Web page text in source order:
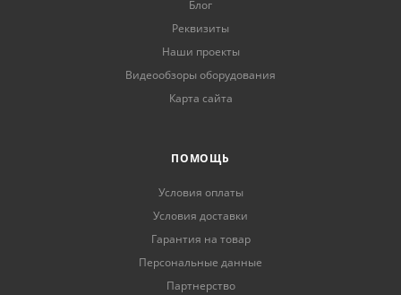
Блог
Реквизиты
Наши проекты
Видеообзоры оборудования
Карта сайта
ПОМОЩЬ
Условия оплаты
Условия доставки
Гарантия на товар
Персональные данные
Партнерство